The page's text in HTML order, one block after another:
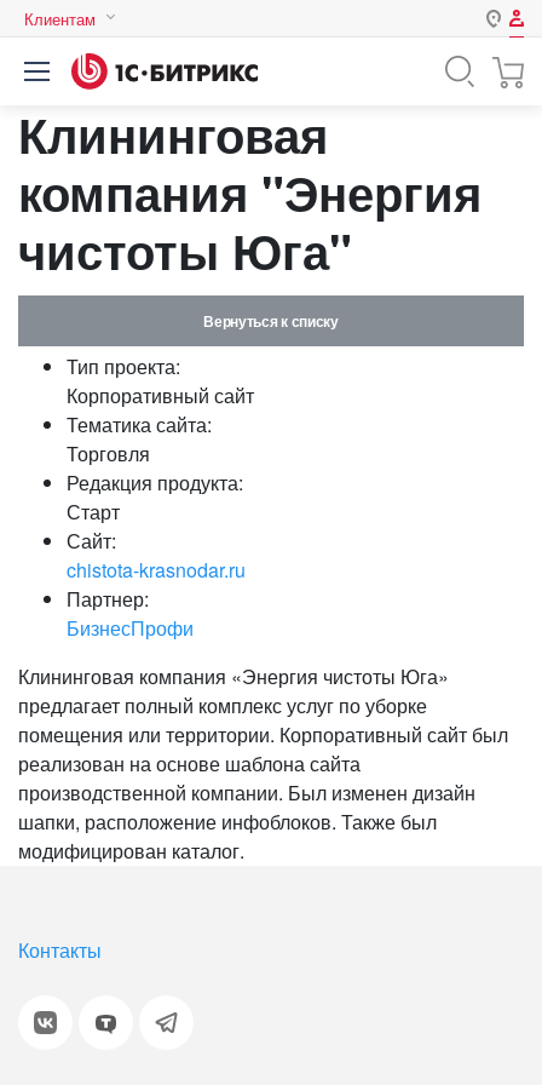
Клиентам
Авторизация
Логин
Пароль
Запомнить меня на этом
Забыли свой пароль?
Клининговая
компания "Энергия
чистоты Юга"
Вернуться к списку
Тип проекта:
Корпоративный сайт
Тематика сайта:
Торговля
Редакция продукта:
Старт
Сайт:
chistota-krasnodar.ru
Партнер:
БизнесПрофи
Клининговая компания «Энергия чистоты Юга»
предлагает полный комплекс услуг по уборке
помещения или территории. Корпоративный сайт был
реализован на основе шаблона сайта
производственной компании. Был изменен дизайн
шапки, расположение инфоблоков. Также был
модифицирован каталог.
Контакты